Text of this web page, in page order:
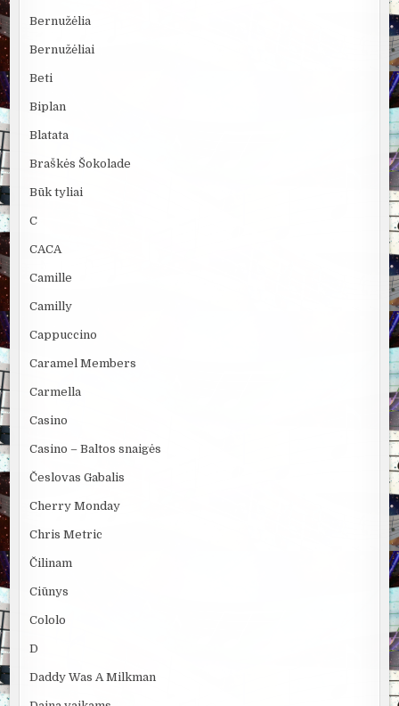
Bernužėlia
Bernužėliai
Beti
Biplan
Blatata
Braškės Šokolade
Būk tyliai
C
CACA
Camille
Camilly
Cappuccino
Caramel Members
Carmella
Casino
Casino – Baltos snaigės
Česlovas Gabalis
Cherry Monday
Chris Metric
Čilinam
Ciūnys
Cololo
D
Daddy Was A Milkman